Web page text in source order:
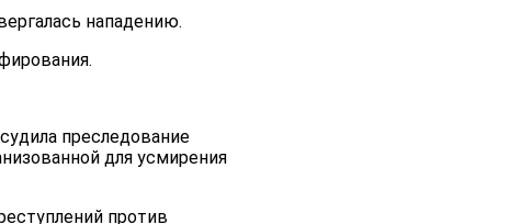
нападению.
преследование
для усмирения
против